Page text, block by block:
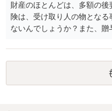
財産のほとんどは、多額の
険は、受け取り人の物とな
ないんでしょうか？また、
うか？ 保険は原則として受
の割合が高い場合、掛け金
の額の場合などは特別受益
す。 多額の現金の引き出し